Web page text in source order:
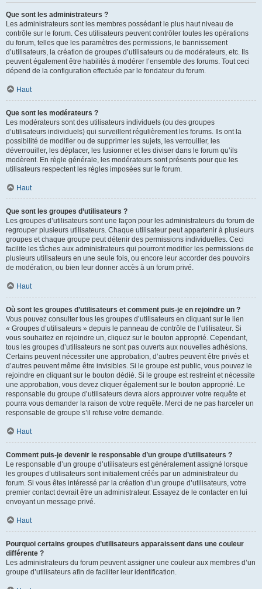
Que sont les administrateurs ?
Les administrateurs sont les membres possédant le plus haut niveau de
contrôle sur le forum. Ces utilisateurs peuvent contrôler toutes les opérations
du forum, telles que les paramètres des permissions, le bannissement
d’utilisateurs, la création de groupes d’utilisateurs ou de modérateurs, etc. Ils
peuvent également être habilités à modérer l’ensemble des forums. Tout ceci
dépend de la configuration effectuée par le fondateur du forum.
Haut
Que sont les modérateurs ?
Les modérateurs sont des utilisateurs individuels (ou des groupes
d’utilisateurs individuels) qui surveillent régulièrement les forums. Ils ont la
possibilité de modifier ou de supprimer les sujets, les verrouiller, les
déverrouiller, les déplacer, les fusionner et les diviser dans le forum qu’ils
modèrent. En règle générale, les modérateurs sont présents pour que les
utilisateurs respectent les règles imposées sur le forum.
Haut
Que sont les groupes d’utilisateurs ?
Les groupes d’utilisateurs sont une façon pour les administrateurs du forum de
regrouper plusieurs utilisateurs. Chaque utilisateur peut appartenir à plusieurs
groupes et chaque groupe peut détenir des permissions individuelles. Ceci
facilite les tâches aux administrateurs qui pourront modifier les permissions de
plusieurs utilisateurs en une seule fois, ou encore leur accorder des pouvoirs
de modération, ou bien leur donner accès à un forum privé.
Haut
Où sont les groupes d’utilisateurs et comment puis-je en rejoindre un ?
Vous pouvez consulter tous les groupes d’utilisateurs en cliquant sur le lien
« Groupes d’utilisateurs » depuis le panneau de contrôle de l’utilisateur. Si
vous souhaitez en rejoindre un, cliquez sur le bouton approprié. Cependant,
tous les groupes d’utilisateurs ne sont pas ouverts aux nouvelles adhésions.
Certains peuvent nécessiter une approbation, d’autres peuvent être privés et
d’autres peuvent même être invisibles. Si le groupe est public, vous pouvez le
rejoindre en cliquant sur le bouton dédié. Si le groupe est restreint et nécessite
une approbation, vous devez cliquer également sur le bouton approprié. Le
responsable du groupe d’utilisateurs devra alors approuver votre requête et
pourra vous demander la raison de votre requête. Merci de ne pas harceler un
responsable de groupe s’il refuse votre demande.
Haut
Comment puis-je devenir le responsable d’un groupe d’utilisateurs ?
Le responsable d’un groupe d’utilisateurs est généralement assigné lorsque
les groupes d’utilisateurs sont initialement créés par un administrateur du
forum. Si vous êtes intéressé par la création d’un groupe d’utilisateurs, votre
premier contact devrait être un administrateur. Essayez de le contacter en lui
envoyant un message privé.
Haut
Pourquoi certains groupes d’utilisateurs apparaissent dans une couleur
différente ?
Les administrateurs du forum peuvent assigner une couleur aux membres d’un
groupe d’utilisateurs afin de faciliter leur identification.